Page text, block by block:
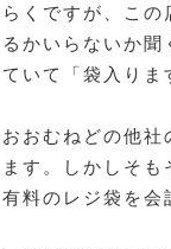
くですが、こ
かいらないか
いて「袋入りま
おおむねどの他
ます。しかしそ
料のレジ袋を会